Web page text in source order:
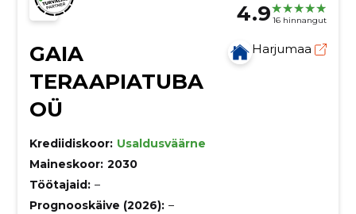
4.9 16 hinnangut
GAIA
TERAAPIATUBA
OÜ
Harjumaa
Krediidiskoor: Usaldusväärne
Maineskoor: 2030
Töötajaid: –
Prognooskäive (2026): –